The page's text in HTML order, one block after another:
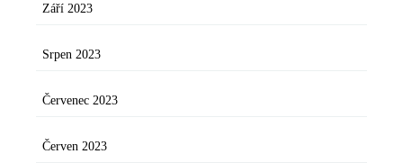
Září 2023
Srpen 2023
Červenec 2023
Červen 2023